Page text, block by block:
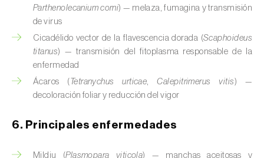
Caqui (Diospyros spp.)
Carambola ( Averrhoa carambola
Carpe europeo ( Carpinus betulus
Castaño ( Castanea sativa
Parthenolecanium corni) — melaza, fumagina y transmisión
de virus
Cicadélido vector de la flavescencia dorada (Scaphoideus
titanus) — transmisión del fitoplasma responsable de la
enfermedad
Ácaros ( Tetranychus urticae,Calepitrimerus vitis ) —
decoloración foliar y reducción del vigor
6. Principales enfermedades
Mildiu (Plasmopara viticola) — manchas aceitosas y